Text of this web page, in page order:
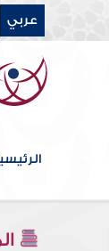
عربي